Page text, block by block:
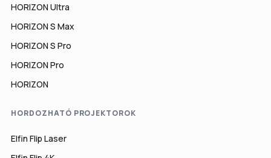
HORIZON Ultra
HORIZON S Max
HORIZON S Pro
HORIZON Pro
HORIZON
HORDOZHATÓ PROJEKTOROK
Elfin Flip Laser